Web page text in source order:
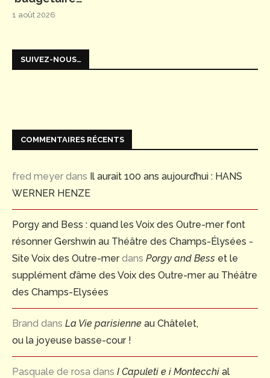
1 août 2026
SUIVEZ-NOUS…
COMMENTAIRES RÉCENTS
fred meyer dans Il aurait 100 ans aujourd’hui : HANS
WERNER HENZE
Porgy and Bess : quand les Voix des Outre-mer font
résonner Gershwin au Théâtre des Champs-Élysées -
Site Voix des Outre-merdans Porgy and Bess et le
supplément d’âme des Voix des Outre-mer au Théâtre
des Champs-Elysées
Brand dans La Vie parisienne au Châtelet,
ou la joyeuse basse-cour !
Pasquale de rosa dans I Capuleti e i Montecchi al